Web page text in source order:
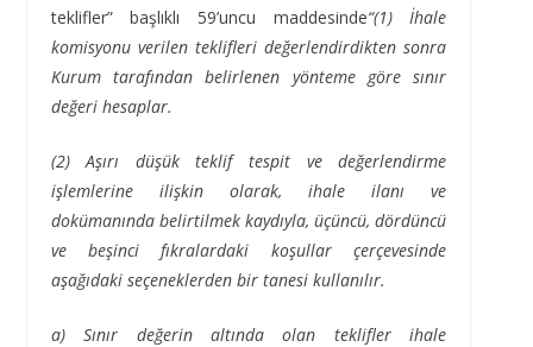
teklifler” başlıklı 59’uncu maddesinde“(1) İhale
komisyonu verilen teklifleri değerlendirdikten sonra
Kurum tarafından belirlenen yönteme göre sınır
değeri hesaplar.
(2) Aşırı düşük teklif tespit ve değerlendirme
işlemlerine ilişkin olarak, ihale ilanı ve
dokümanında belirtilmek kaydıyla, üçüncü, dördüncü
ve beşinci fıkralardaki koşullar çerçevesinde
aşağıdaki seçeneklerden bir tanesi kullanılır.
a) Sınır değerin altında olan teklifler ihale